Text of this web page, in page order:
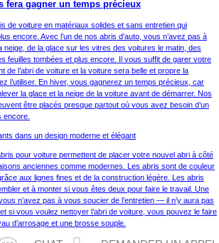
fera gagner un temps précieux
de voiture en matériaux solides et sans entretien qui
encore. Avec l’un de nos abris d’auto, vous n’avez pas à
neige, de la glace sur les vitres des voitures le matin, des
feuilles tombées et plus encore. Il vous suffit de garer votre
de l’abri de voiture et la voiture sera belle et propre la
l’utiliser. En hiver, vous gagnerez un temps précieux, car
la glace et la neige de la voiture avant de démarrer. Nos
être placés presque partout où vous avez besoin d’un
encore.
dans un design moderne et élégant
pour voiture permettent de placer votre nouvel abri à côté
anciennes comme modernes. Les abris sont de couleur
aux lignes fines et de la construction légère. Les abris
et à monter si vous êtes deux pour faire le travail. Une
n’avez pas à vous soucier de l’entretien — il n’y aura pas
si vous voulez nettoyer l’abri de voiture, vous pouvez le faire
d’arrosage et une brosse souple.